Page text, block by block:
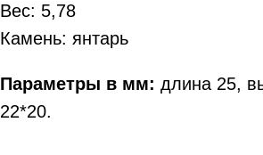
Параметры в мм: длина 25,
22*20.
Вес: 5,78
Камень: янтарь